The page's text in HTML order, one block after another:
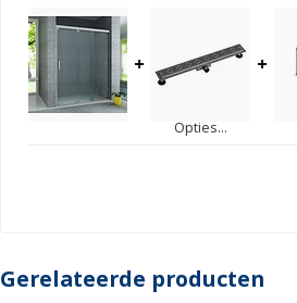
+
Opties...
+
Gerelateerde producten